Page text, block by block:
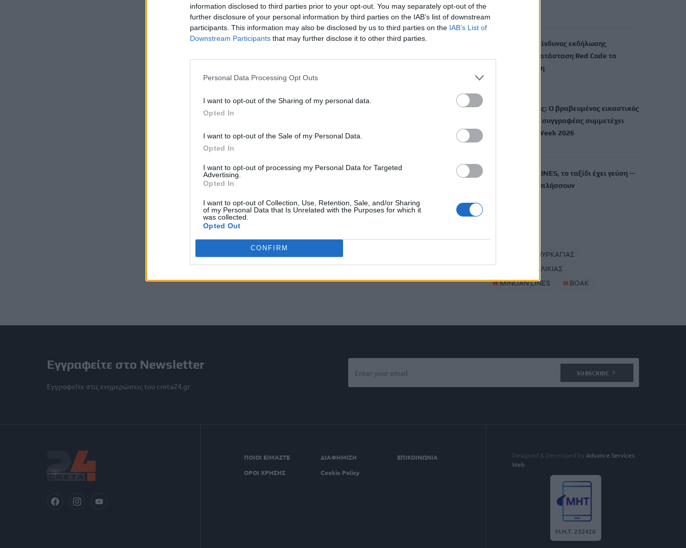
information disclosed to third parties prior to your opt-out. You may separately opt-out of the
further disclosure of your personal information by third parties on the IAB’s list of downstream
participants. This information may also be disclosed by us to third parties on the IAB’s List of
Downstream Participants that may further disclose it to other third parties.
Personal Data Processing Opt Outs
I want to opt-out of the Sharing of my personal data.
Opted In
I want to opt-out of the Sale of my Personal Data.
Opted In
I want to opt-out of processing my Personal Data for Targeted
Advertising.
Opted In
I want to opt-out of Collection, Use, Retention, Sale, and/or Sharing
of my Personal Data that Is Unrelated with the Purposes for which it
was collected.
Opted Out
CONFIRM
7 Αυγούστου, 2026
Πολύ υψηλός ο κίνδυνος εκδήλωσης
πυρκαγιάς: Σε κατάσταση Red Code το
Σάββατο η Κρήτη
Χρίστος Χαλικιάς: Ο βραβευμένος εικαστικός
καλλιτέχνης και συγγραφέας συμμετέχει
στην Berlin Art Week 2026
Με τη MINOAN LINES, το ταξίδι έχει γεύση —
και τιμές που εκπλήσσουν
ΚΙΝΔΥΝΟΣ ΠΥΡΚΑΓΙΑΣ
ΧΡΙΣΤΟΣ ΧΑΛΙΚΙΑΣ
#MINOAN LINES #ΒΟΑΚ
Εγγραφείτε στο Newsletter
Εγγραφείτε στις ενημερώσεις του creta24.gr
SUBSCRIBE
ΠΟΙΟΙ ΕΙΜΑΣΤΕ ΔΙΑΦΗΜΙΣΗ
ΕΠΙΚΟΙΝΩΝΙΑ
ΟΡΟΙ ΧΡΗΣΗΣ
Cookie Policy
Designed & Developed by Advance Services
Web
Μ.Η.Τ. 232420